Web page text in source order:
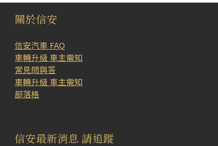
關於信安
信安汽車 FAQ
車輛升級 車主需知
常見問與答
車輛升級 車主需知
部落格
信安最新消息 請追蹤